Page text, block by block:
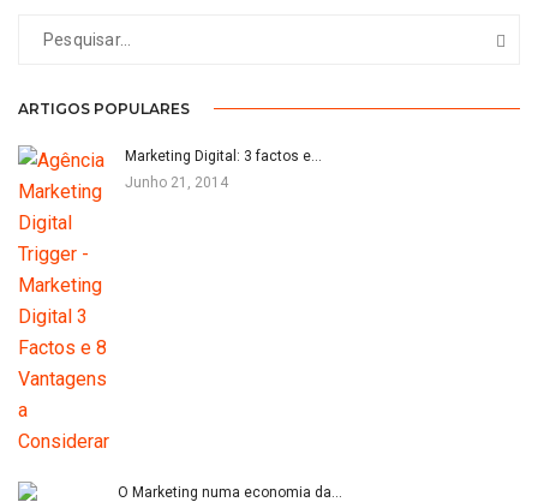
ARTIGOS POPULARES
Marketing Digital: 3 factos e…
Junho 21, 2014
O Marketing numa economia da…